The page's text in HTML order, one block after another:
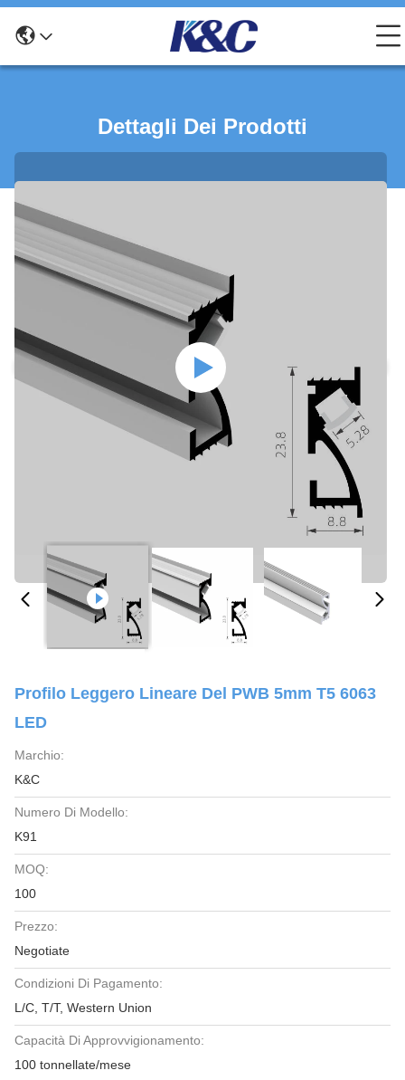
Dettagli Dei Prodotti
Profilo Leggero Lineare Del PWB 5mm T5 6063
LED
Marchio:
K&C
Numero Di Modello:
K91
MOQ:
100
Prezzo:
Negotiate
Condizioni Di Pagamento:
L/C, T/T, Western Union
Capacità Di Approvvigionamento:
100 tonnellate/mese